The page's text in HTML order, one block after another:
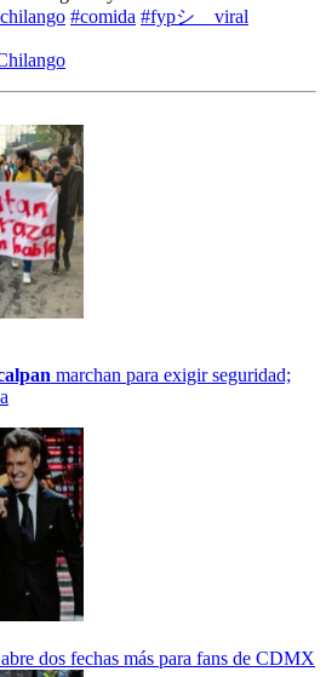
#comida #fypシ゚viral
marchan para exigir seguridad;
dos fechas más para fans de CDMX